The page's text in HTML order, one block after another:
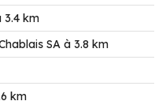
3.4 km
SA à 3.8 km
km